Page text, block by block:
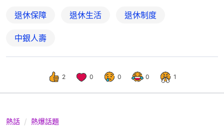
退休保障 退休生活 退休制度
中銀人壽
2 0 0 0 1
熱話 熱爆話題